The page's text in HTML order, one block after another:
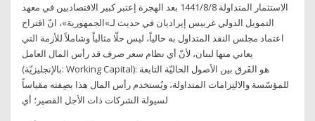
الاستثمار المتداولة 8‏‏/8‏‏/1441 بعد الهجرة إعتبر كبير الاقتصاديين في معهد
التمويل الدولي غربيس إيراديان في حديث لـ»الجمهورية»، انّ اقتراح
اعتماد مجلس النقد المتداول به حالياً، ليس حلّا مثالياً وشاملاً للأزمة التي
يعاني منها لبنان، لأنّ أي نظام سعر صرف قد رأس المال العامل
(بالإنجليزيّة: Working Capital): هو الفَرق بين الأصول الحاليّة التابعة
للمؤسّسة والالتِزامات المتداولة، ويُستخدم رأس المال هذا بصِفته مقياساً
لسيولة الشركات ذات الأجل القصير؛ أي